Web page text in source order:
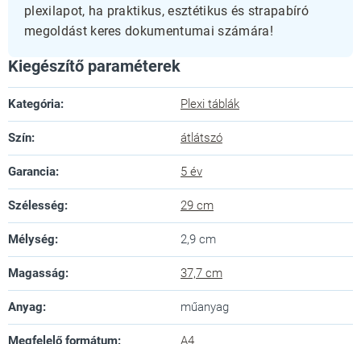
plexilapot, ha praktikus, esztétikus és strapabíró
megoldást keres dokumentumai számára!
Kiegészítő paraméterek
Kategória: Plexi táblák
Szín: átlátszó
Garancia: 5 év
Szélesség: 29 cm
Mélység: 2,9 cm
Magasság: 37,7 cm
Anyag: műanyag
Megfelelő formátum: A4